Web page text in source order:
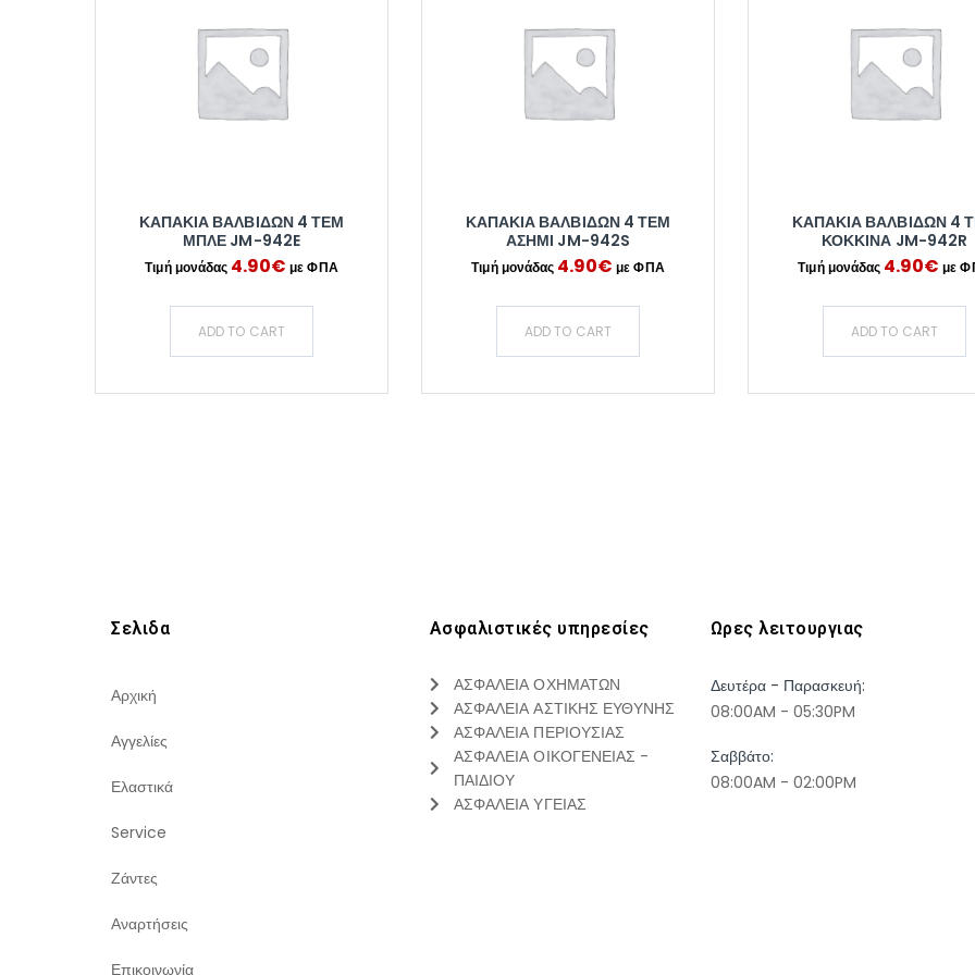
ΚΑΠΑΚΙΑ ΒΑΛΒΙΔΩΝ 4 ΤΕΜ
ΜΠΛΕ JM-942E
4.90€
ADD TO CART
ΚΑΠΑΚΙΑ ΒΑΛΒΙΔΩΝ 4 ΤΕΜ
ΑΣΗΜΙ JM-942S
4.90€
ADD TO CART
ΚΑΠΑΚΙΑ ΒΑΛΒΙΔΩΝ 4
ΚΟΚΚΙΝΑ JM-942R
4.90€
ADD TO CART
Σελιδα
Αρχική
Αγγελίες
Ελαστικά
Service
Ζάντες
Αναρτήσεις
Επικοινωνία
Ασφαλιστικές υπηρεσίες
ΑΣΦΑΛΕΙΑ ΟΧΗΜΑΤΩΝ
ΑΣΦΑΛΕΙΑ ΑΣΤΙΚΗΣ ΕΥΘΥΝΗΣ
ΑΣΦΑΛΕΙΑ ΠΕΡΙΟΥΣΙΑΣ
ΑΣΦΑΛΕΙΑ ΟΙΚΟΓΕΝΕΙΑΣ -
ΠΑΙΔΙΟΥ
ΑΣΦΑΛΕΙΑ ΥΓΕΙΑΣ
Ωρες λειτουργιας
Δευτέρα - Παρασκευή:
08:00AM - 05:30PM
Σαββάτο:
08:00AM - 02:00PM